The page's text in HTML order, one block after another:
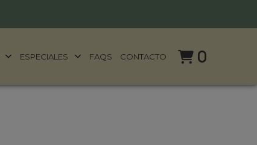
ESPECIALES FAQS CONTACTO 0